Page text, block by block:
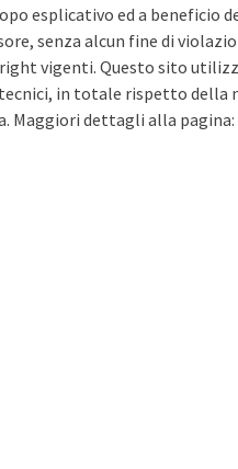
esplicativo ed a beneficio
senza alcun fine di
vigenti. Questo sito
in totale rispetto della
Maggiori dettagli alla pagina: